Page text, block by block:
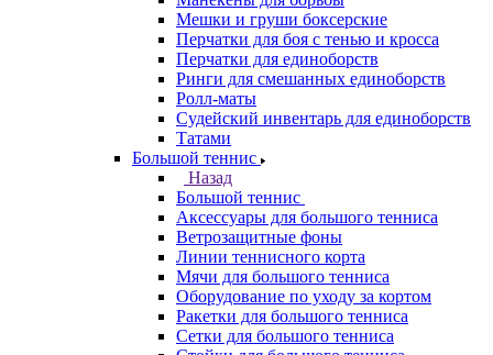
Мешки и груши боксерские
Перчатки для боя с тенью и кросса
Перчатки для единоборств
Ринги для смешанных единоборств
Ролл-маты
Судейский инвентарь для единоборств
Татами
Большой теннис
Назад
Большой теннис
Аксессуары для большого тенниса
Ветрозащитные фоны
Линии теннисного корта
Мячи для большого тенниса
Оборудование по уходу за кортом
Ракетки для большого тенниса
Сетки для большого тенниса